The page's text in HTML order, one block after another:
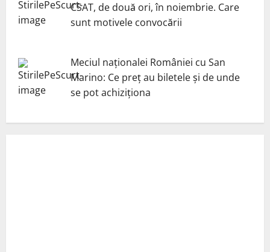
CSAT, de două ori, în noiembrie. Care
sunt motivele convocării
Meciul naționalei României cu San
Marino: Ce preț au biletele și de unde
se pot achiziționa